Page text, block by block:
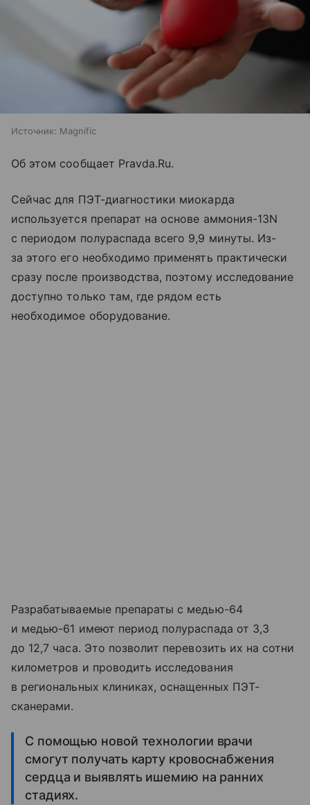
Источник: Magnific
Об этом сообщает Pravda.Ru.
Сейчас для ПЭТ-диагностики миокарда
используется препарат на основе аммония-13N
с периодом полураспада всего 9,9 минуты. Из-
за этого его необходимо применять практически
сразу после производства, поэтому исследование
доступно только там, где рядом есть
необходимое оборудование.
Разрабатываемые препараты с медью-64
и медью-61 имеют период полураспада от 3,3
до 12,7 часа. Это позволит перевозить их на сотни
километров и проводить исследования
в региональных клиниках, оснащенных ПЭТ-
сканерами.
С помощью новой технологии врачи
смогут получать карту кровоснабжения
сердца и выявлять ишемию на ранних
стадиях.